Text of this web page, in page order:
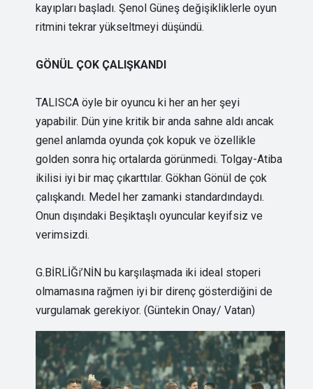
kayıpları başladı. Şenol Güneş değişikliklerle oyun
ritmini tekrar yükseltmeyi düşündü.
GÖNÜL ÇOK ÇALIŞKANDI
TALISCA öyle bir oyuncu ki her an her şeyi
yapabilir. Dün yine kritik bir anda sahne aldı ancak
genel anlamda oyunda çok kopuk ve özellikle
golden sonra hiç ortalarda görünmedi. Tolgay-Atiba
ikilisi iyi bir maç çıkarttılar. Gökhan Gönül de çok
çalışkandı. Medel her zamanki standardındaydı.
Onun dışındaki Beşiktaşlı oyuncular keyifsiz ve
verimsizdi.
G.BİRLİĞi’NİN bu karşılaşmada iki ideal stoperi
olmamasına rağmen iyi bir direnç gösterdiğini de
vurgulamak gerekiyor. (Güntekin Onay/ Vatan)